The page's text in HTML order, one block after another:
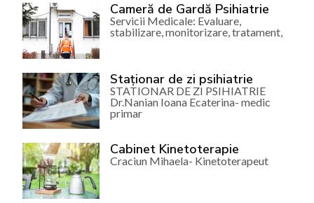
Cameră de Gardă Psihiatrie
Servicii Medicale: Evaluare,
stabilizare, monitorizare, tratament,
Staționar de zi psihiatrie
STATIONAR DE ZI PSIHIATRIE
Dr.Nanian Ioana Ecaterina- medic
primar
Cabinet Kinetoterapie
Craciun Mihaela- Kinetoterapeut